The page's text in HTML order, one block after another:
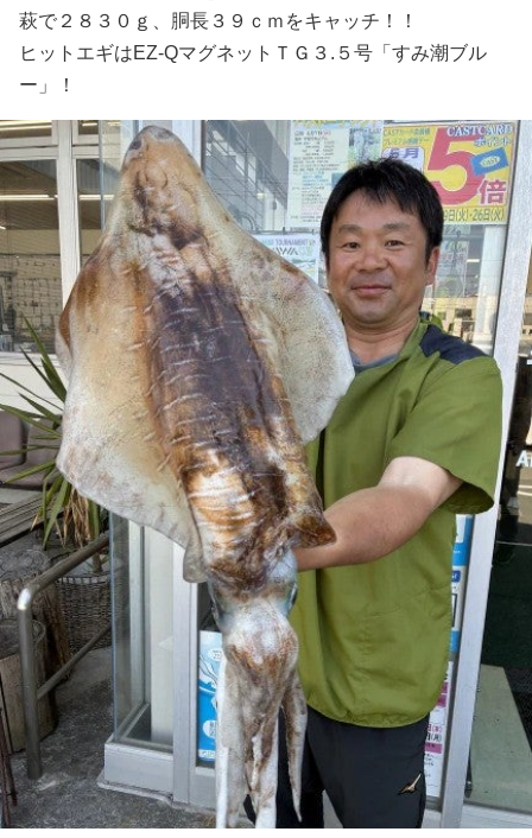
萩で２８３０ｇ、胴長３９ｃｍをキャッチ！！
ヒットエギはEZ-QマグネットＴＧ３.５号「すみ潮ブル
ー」！